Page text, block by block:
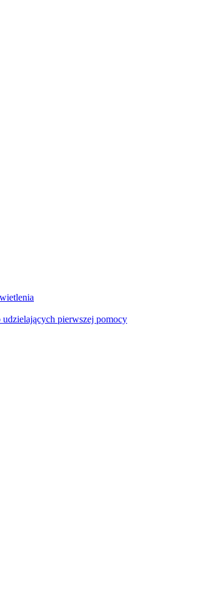
pierwszej pomocy